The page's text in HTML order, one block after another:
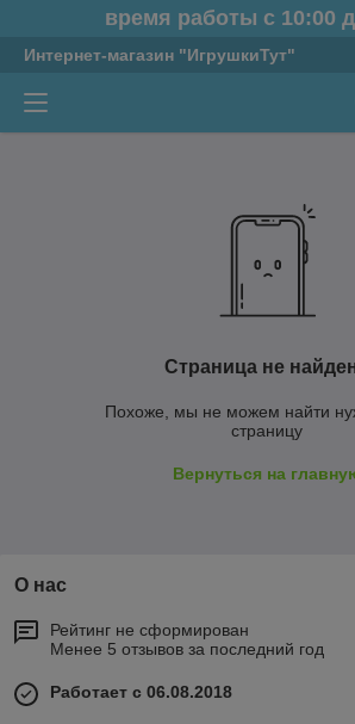
время работы с 10:00
Интернет-магазин "ИгрушкиТут"
Страница не
Похоже, мы не можем найти
страницу
Вернуться на
О нас
Рейтинг не сформирован
Менее 5 отзывов за последний год
Работает с 06.08.2018